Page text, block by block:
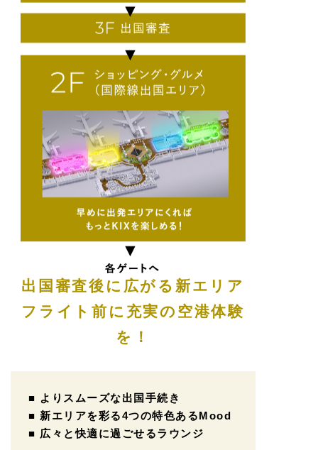
出国審査後に広がる新エリア
フライト前に充実の空港体験
を！
■ よりスムーズな出国手続き
■ 新エリアを彩る4つの特色あるMood
■ 広々と快適に過ごせるラウンジ